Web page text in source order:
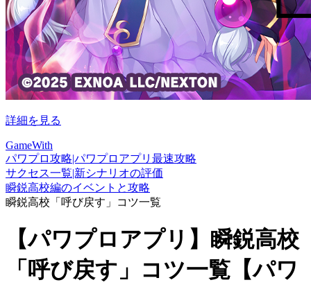
詳細を見る
GameWith
パワプロ攻略|パワプロアプリ最速攻略
サクセス一覧|新シナリオの評価
瞬鋭高校編のイベントと攻略
瞬鋭高校「呼び戻す」コツ一覧
【パワプロアプリ】瞬鋭高校
「呼び戻す」コツ一覧【パワ